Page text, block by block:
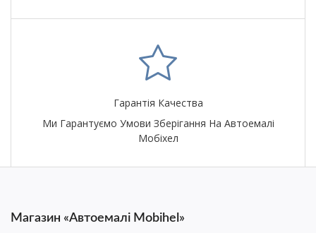
Гарантія Качества
Ми Гарантуємо Умови Зберігання На Автоемалі
Мобіхел
Магазин «Автоемалі Mobihel»